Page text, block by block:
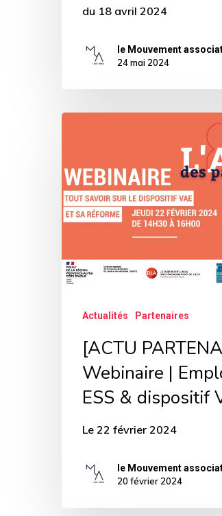
du 18 avril 2024
le Mouvement
24 mai 2024
Webinaire
|
Employeurs
dispositif
Actualités Partenaires
[ACTU
Webinaire |
ESS & dispositif
Le 22 février 2024
le Mouvement
20 février 2024